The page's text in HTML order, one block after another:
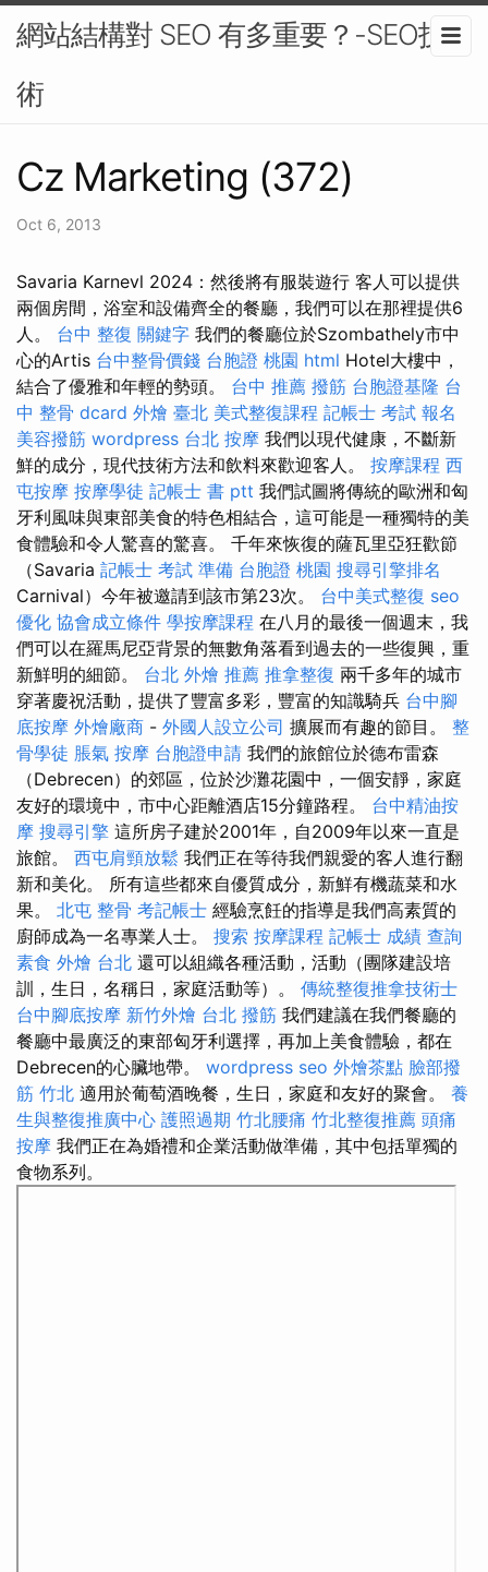
網站結構對 SEO 有多重要？-SEO技
術
Cz Marketing (372)
Oct 6, 2013
Savaria Karnevl 2024：然後將有服裝遊行 客人可以提供
兩個房間，浴室和設備齊全的餐廳，我們可以在那裡提供6
人。 台中 整復 關鍵字 我們的餐廳位於Szombathely市中
心的Artis 台中整骨價錢 台胞證 桃園 html Hotel大樓中，
結合了優雅和年輕的勢頭。 台中 推薦 撥筋 台胞證基隆 台
中 整骨 dcard 外燴 臺北 美式整復課程 記帳士 考試 報名
美容撥筋 wordpress 台北 按摩 我們以現代健康，不斷新
鮮的成分，現代技術方法和飲料來歡迎客人。 按摩課程 西
屯按摩 按摩學徒 記帳士 書 ptt 我們試圖將傳統的歐洲和匈
牙利風味與東部美食的特色相結合，這可能是一種獨特的美
食體驗和令人驚喜的驚喜。 千年來恢復的薩瓦里亞狂歡節
（Savaria 記帳士 考試 準備 台胞證 桃園 搜尋引擎排名
Carnival）今年被邀請到該市第23次。 台中美式整復 seo
優化 協會成立條件 學按摩課程 在八月的最後一個週末，我
們可以在羅馬尼亞背景的無數角落看到過去的一些復興，重
新鮮明的細節。 台北 外燴 推薦 推拿整復 兩千多年的城市
穿著慶祝活動，提供了豐富多彩，豐富的知識騎兵 台中腳
底按摩 外燴廠商 - 外國人設立公司 擴展而有趣的節目。 整
骨學徒 脹氣 按摩 台胞證申請 我們的旅館位於德布雷森
（Debrecen）的郊區，位於沙灘花園中，一個安靜，家庭
友好的環境中，市中心距離酒店15分鐘路程。 台中精油按
摩 搜尋引擎 這所房子建於2001年，自2009年以來一直是
旅館。 西屯肩頸放鬆 我們正在等待我們親愛的客人進行翻
新和美化。 所有這些都來自優質成分，新鮮有機蔬菜和水
果。 北屯 整骨 考記帳士 經驗烹飪的指導是我們高素質的
廚師成為一名專業人士。 搜索 按摩課程 記帳士 成績 查詢
素食 外燴 台北 還可以組織各種活動，活動（團隊建設培
訓，生日，名稱日，家庭活動等）。 傳統整復推拿技術士
台中腳底按摩 新竹外燴 台北 撥筋 我們建議在我們餐廳的
餐廳中最廣泛的東部匈牙利選擇，再加上美食體驗，都在
Debrecen的心臟地帶。 wordpress seo 外燴茶點 臉部撥
筋 竹北 適用於葡萄酒晚餐，生日，家庭和友好的聚會。 養
生與整復推廣中心 護照過期 竹北腰痛 竹北整復推薦 頭痛
按摩 我們正在為婚禮和企業活動做準備，其中包括單獨的
食物系列。